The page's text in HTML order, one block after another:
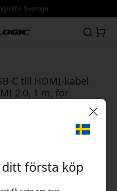
i Sverige
C till HDMI-kabel
2.0, 1 m, för
- Svart
första köp